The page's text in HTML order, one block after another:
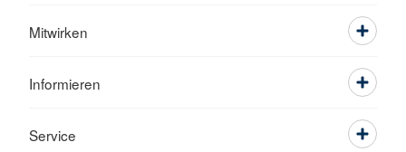
Mitwirken
Informieren
Service